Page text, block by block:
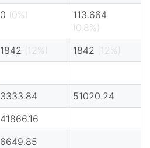
0 (0%)
113.664
(0.8%)
1842 (12%) 1842 (12%)
3333.84
51020.24
41866.16
6649.85